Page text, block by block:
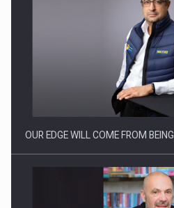
CEO Conference - Shaping The
OUR EDGE WILL COME FROM